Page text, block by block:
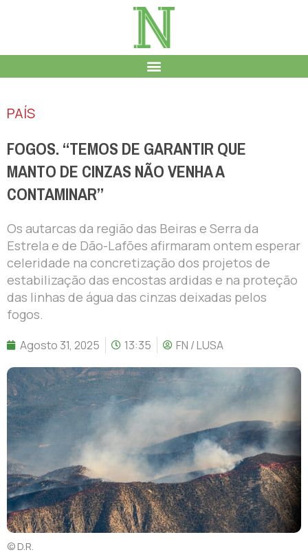
PAÍS
FOGOS. “TEMOS DE GARANTIR QUE
MANTO DE CINZAS NÃO VENHA A
CONTAMINAR”
Os autarcas da região das Beiras e Serra da
Estrela e de Dão-Lafões afirmaram ontem esperar
celeridade na concretização dos projetos de
estabilização das encostas ardidas e na proteção
das linhas de água das cinzas deixadas pelos
fogos.
Agosto 31, 2025 13:35 FN / LUSA
© D.R.